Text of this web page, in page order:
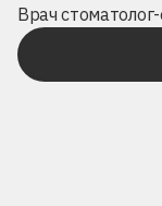
Врач